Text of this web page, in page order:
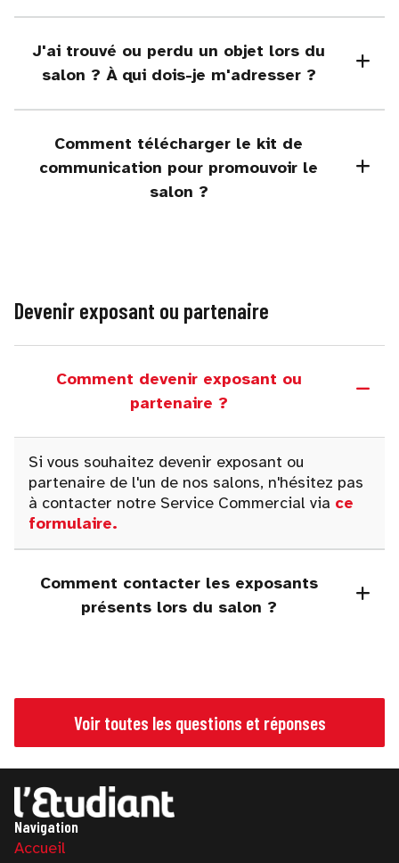
J'ai trouvé ou perdu un objet lors du
salon ? À qui dois-je m'adresser ?
Comment télécharger le kit de
communication pour promouvoir le
salon ?
Devenir exposant ou partenaire
Comment devenir exposant ou
partenaire ?
Si vous souhaitez devenir exposant ou
partenaire de l'un de nos salons, n'hésitez pas
à contacter notre Service Commercial via ce
formulaire.
Comment contacter les exposants
présents lors du salon ?
Voir toutes les questions et réponses
Navigation
Accueil